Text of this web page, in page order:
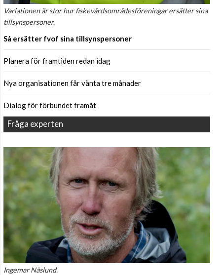
Variationen är stor hur fiskevårdsområdesföreningar ersätter sina
tillsynspersoner.
Så ersätter fvof sina tillsynspersoner
Planera för framtiden redan idag
Nya organisationen får vänta tre månader
Dialog för förbundet framåt
Fråga experten
Ingemar Näslund.